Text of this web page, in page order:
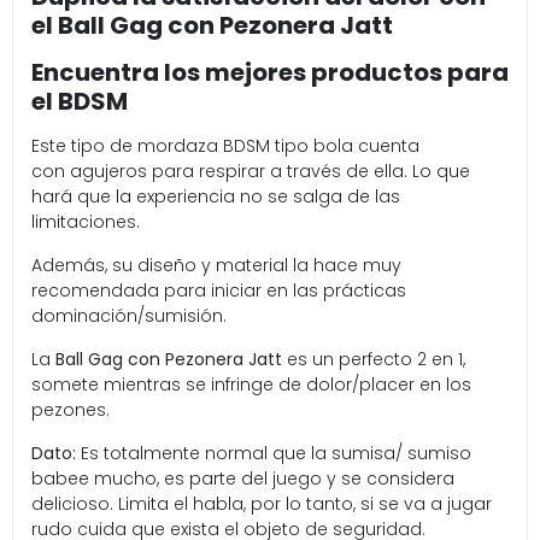
el Ball Gag con Pezonera Jatt
Encuentra los mejores productos para
el BDSM
Este tipo de mordaza BDSM tipo bola cuenta
con agujeros para respirar a través de ella. Lo que
hará que la experiencia no se salga de las
limitaciones.
Además, su diseño y material la hace muy
recomendada para iniciar en las prácticas
dominación/sumisión.
La Ball Gag con Pezonera Jatt es un perfecto 2 en 1,
somete mientras se infringe de dolor/placer en los
pezones.
Dato: Es totalmente normal que la sumisa/ sumiso
babee mucho, es parte del juego y se considera
delicioso. Limita el habla, por lo tanto, si se va a jugar
rudo cuida que exista el objeto de seguridad.